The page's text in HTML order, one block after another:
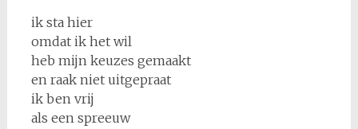
ik sta hier
omdat ik het wil
heb mijn keuzes gemaakt
en raak niet uitgepraat
ik ben vrij
als een spreeuw